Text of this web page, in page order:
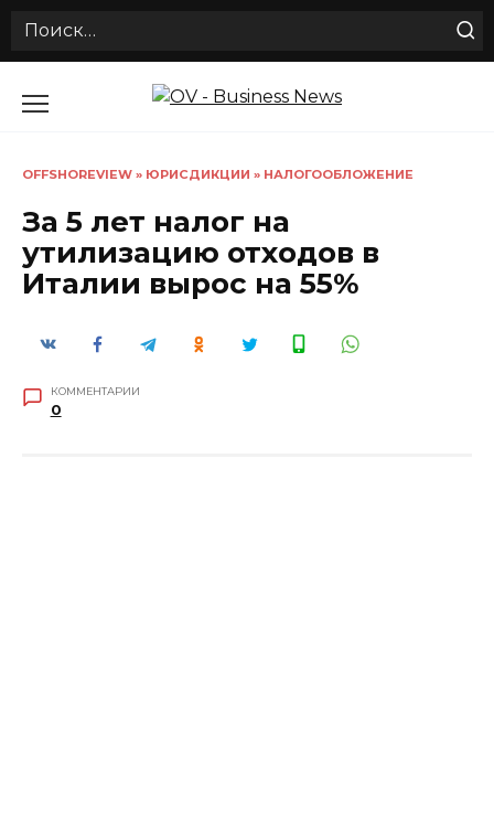
Search
OFFSHOREVIEW » ЮРИСДИКЦИИ » НАЛОГООБЛОЖЕНИЕ
За 5 лет налог на
утилизацию отходов в
Италии вырос на 55%
КОММЕНТАРИИ
0